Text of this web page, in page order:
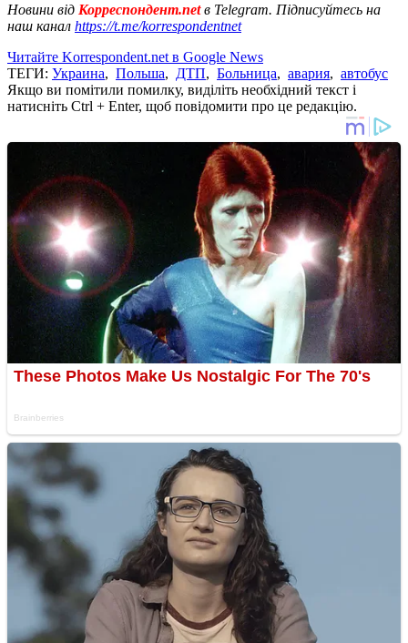
Новини від Корреспондент.netв Telegram. Підписуйтесь на
наш канал https://t.me/korrespondentnet
Читайте Korrespondent.net в Google News
ТЕГИ: Украина, Польша, ДТП, Больница, авария, автобус
Якщо ви помітили помилку, виділіть необхідний текст і
натисніть Ctrl + Enter, щоб повідомити про це редакцію.